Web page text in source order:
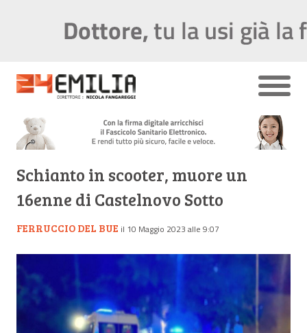
Schianto in scooter, muore un
16enne di Castelnovo Sotto
FERRUCCIO DEL BUE il 10 Maggio 2023 alle 9:07